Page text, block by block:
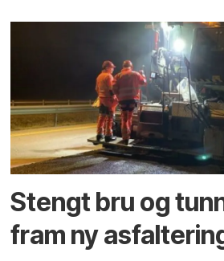
Stengt bru og
fram ny